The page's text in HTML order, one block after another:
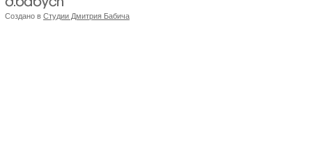
Создано в Студии Дмитрия Бабича